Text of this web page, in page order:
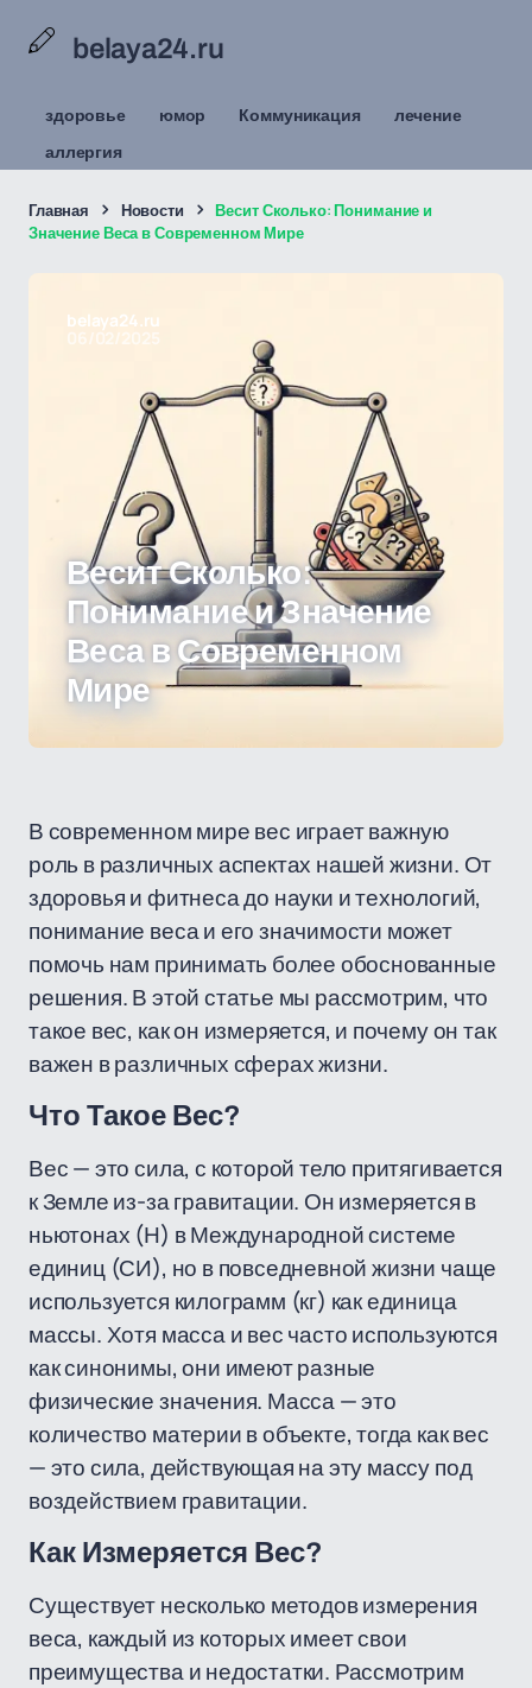
belaya24.ru
здоровье юмор Коммуникация
лечение
аллергия
Главная Новости
Весит Сколько: Понимание и
Значение Веса в Современном Мире
belaya24.ru
06/02/2025
Весит Сколько:
Понимание и Значение
Веса в Современном
Мире
В современном мире вес играет важную
роль в различных аспектах нашей жизни. От
здоровья и фитнеса до науки и технологий,
понимание веса и его значимости может
помочь нам принимать более обоснованные
решения. В этой статье мы рассмотрим, что
такое вес, как он измеряется, и почему он так
важен в различных сферах жизни.
Что Такое Вес?
Вес — это сила, с которой тело притягивается
к Земле из-за гравитации. Он измеряется в
ньютонах (Н) в Международной системе
единиц (СИ), но в повседневной жизни чаще
используется килограмм (кг) как единица
массы. Хотя масса и вес часто используются
как синонимы, они имеют разные
физические значения. Масса — это
количество материи в объекте, тогда как вес
— это сила, действующая на эту массу под
воздействием гравитации.
Как Измеряется Вес?
Существует несколько методов измерения
веса, каждый из которых имеет свои
преимущества и недостатки. Рассмотрим